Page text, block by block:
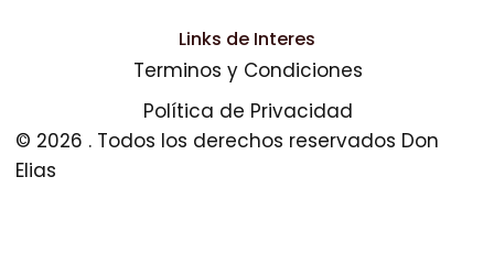
Links de Interes
Terminos y Condiciones
Política de Privacidad
© 2026 . Todos los derechos reservados Don
Elias